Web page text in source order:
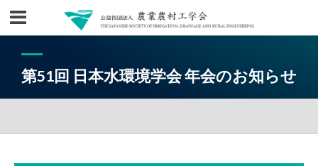
第51回 日本水環境学会 年会のお知らせ